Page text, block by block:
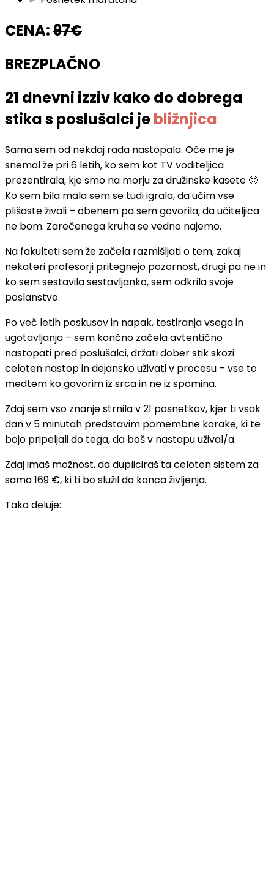
CENA:97€
BREZPLAČNO
21 dnevni izziv kako do dobrega
stika s poslušalci jebližnjica
Sama sem od nekdaj rada nastopala. Oče me je
snemal že pri 6 letih, ko sem kot TV voditeljica
prezentirala, kje smo na morju za družinske kasete 🙂
Ko sem bila mala sem se tudi igrala, da učim vse
plišaste živali – obenem pa sem govorila, da učiteljica
ne bom. Zarečenega kruha se vedno najemo.
Na fakulteti sem že začela razmišljati o tem, zakaj
nekateri profesorji pritegnejo pozornost, drugi pa ne in
ko sem sestavila sestavljanko, sem odkrila svoje
poslanstvo.
Po več letih poskusov in napak, testiranja vsega in
ugotavljanja – sem končno začela avtentično
nastopati pred poslušalci, držati dober stik skozi
celoten nastop in dejansko uživati v procesu – vse to
medtem ko govorim iz srca in ne iz spomina.
Zdaj sem vso znanje strnila v 21 posnetkov, kjer ti vsak
dan v 5 minutah predstavim pomembne korake, ki te
bojo pripeljali do tega, da boš v nastopu užival/a.
Zdaj imaš možnost, da dupliciraš ta celoten sistem za
samo 169 €, ki ti bo služil do konca življenja.
Tako deluje: